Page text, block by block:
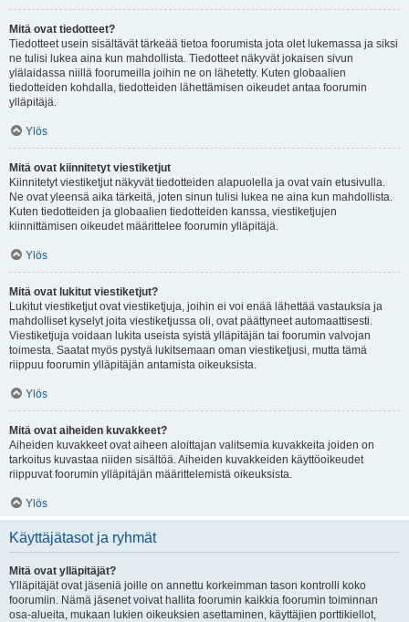
Mitä ovat tiedotteet?
Tiedotteet usein sisältävät tärkeää tietoa foorumista jota olet lukemassa ja siksi
ne tulisi lukea aina kun mahdollista. Tiedotteet näkyvät jokaisen sivun
ylälaidassa niillä foorumeilla joihin ne on lähetetty. Kuten globaalien
tiedotteiden kohdalla, tiedotteiden lähettämisen oikeudet antaa foorumin
ylläpitäjä.
Ylös
Mitä ovat kiinnitetyt viestiketjut
Kiinnitetyt viestiketjut näkyvät tiedotteiden alapuolella ja ovat vain etusivulla.
Ne ovat yleensä aika tärkeitä, joten sinun tulisi lukea ne aina kun mahdollista.
Kuten tiedotteiden ja globaalien tiedotteiden kanssa, viestiketjujen
kiinnittämisen oikeudet määrittelee foorumin ylläpitäjä.
Ylös
Mitä ovat lukitut viestiketjut?
Lukitut viestiketjut ovat viestiketjuja, joihin ei voi enää lähettää vastauksia ja
mahdolliset kyselyt joita viestiketjussa oli, ovat päättyneet automaattisesti.
Viestiketjuja voidaan lukita useista syistä ylläpitäjän tai foorumin valvojan
toimesta. Saatat myös pystyä lukitsemaan oman viestiketjusi, mutta tämä
riippuu foorumin ylläpitäjän antamista oikeuksista.
Ylös
Mitä ovat aiheiden kuvakkeet?
Aiheiden kuvakkeet ovat aiheen aloittajan valitsemia kuvakkeita joiden on
tarkoitus kuvastaa niiden sisältöä. Aiheiden kuvakkeiden käyttöoikeudet
riippuvat foorumin ylläpitäjän määrittelemistä oikeuksista.
Ylös
Käyttäjätasot ja ryhmät
Mitä ovat ylläpitäjät?
Ylläpitäjät ovat jäseniä joille on annettu korkeimman tason kontrolli koko
foorumiin. Nämä jäsenet voivat hallita foorumin kaikkia foorumin toiminnan
osa-alueita, mukaan lukien oikeuksien asettaminen, käyttäjien porttikiellot,